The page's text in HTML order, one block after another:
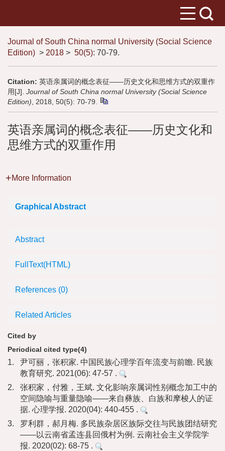
Journal of South China normal University (Social Science
Edition) > 2018 > 50(5): 70-79.
Citation: 英语亲属词的概念表征——历史文化和思维方式的双重作
用[J]. Journal of South China normal University (Social Science
Edition) , 2018, 50(5): 70-79.
英语亲属词的概念表征——历史文化和
思维方式的双重作用
More Information
Graphical Abstract
Abstract
FullText(HTML)
References (0)
Related Articles
Cited by
Periodical cited type(4)
1.
尹可丽，张积家. 中国民族心理学百年流变与前瞻. 民族
教育研究. 2021(06): 47-57 .
2.
张积家，付雅，王斌. 文化影响亲属词性别概念加工中的
空间隐喻与重量隐喻——来自彝族、白族和摩梭人的证
据. 心理学报. 2020(04): 440-455 .
3.
罗利群，郝月梅. 多民族杂居区族际交往与民族团结研究
——以云南省孟连县回俄村为例. 云南社会主义学院学
报. 2020(02): 68-75 .